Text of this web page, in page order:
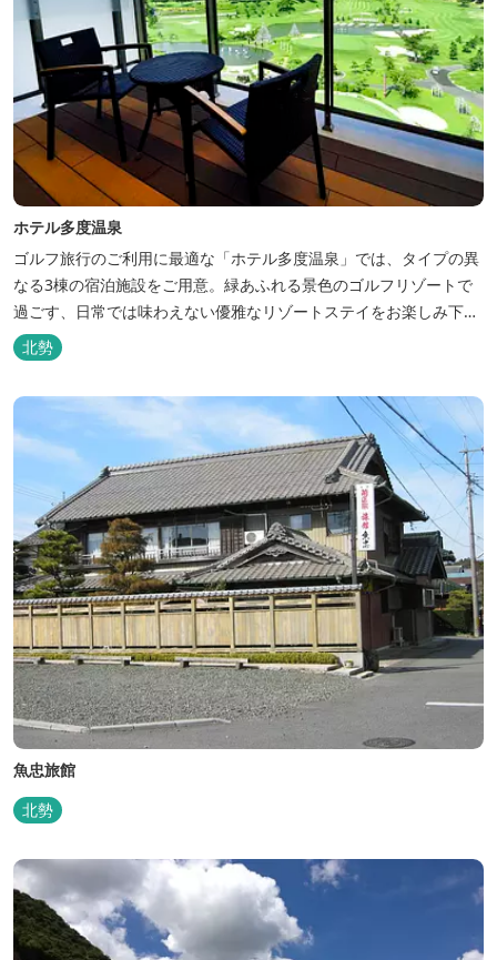
ホテル多度温泉
ゴルフ旅行のご利用に最適な「ホテル多度温泉」では、タイプの異
なる3棟の宿泊施設をご用意。緑あふれる景色のゴルフリゾートで
過ごす、日常では味わえない優雅なリゾートステイをお楽しみ下さ
い。
北勢
魚忠旅館
北勢